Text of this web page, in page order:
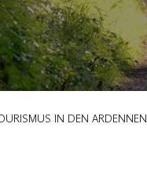
IN DEN ARDENNEN